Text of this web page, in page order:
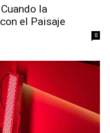
la
el Paisaje
0